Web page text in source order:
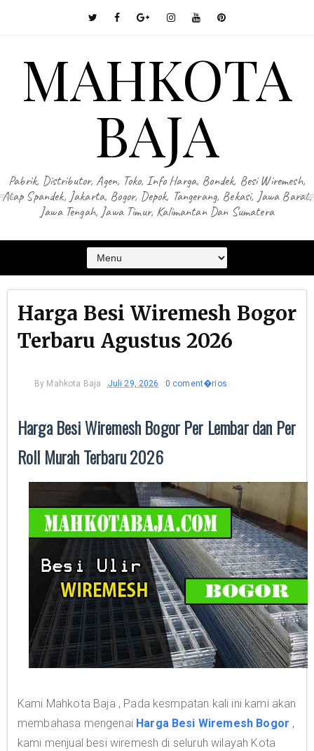
MAHKOTA
BAJA
Pabrik, Distributor, Agen, Toko, Info Harga, Bondek, Besi Wiremesh,
Atap Spandek, Jakarta, Bogor, Depok, Tangerang, Bekasi, Jawa Barat,
Jawa Tengah, Jawa Timur, Kalimantan Dan Sumatera
Harga Besi Wiremesh Bogor
Terbaru Agustus 2026
By Mahkota Baja Juli 29, 2026 0 coment�rios
Harga Besi Wiremesh Bogor Per Lembar dan Per
Roll Murah Terbaru 2026
Kami Mahkota Baja , Pada kesmpatan kali ini kami akan
membahasa mengenai Harga Besi Wiremesh Bogor ,
kami menjual besi wiremesh di seluruh wilayah Kota